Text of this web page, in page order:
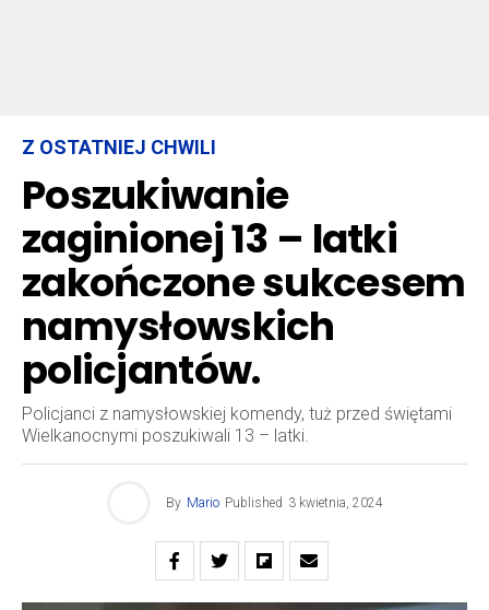
Z OSTATNIEJ CHWILI
Poszukiwanie
zaginionej 13 – latki
zakończone sukcesem
namysłowskich
policjantów.
Policjanci z namysłowskiej komendy, tuż przed świętami
Wielkanocnymi poszukiwali 13 – latki.
By Mario Published 3 kwietnia, 2024